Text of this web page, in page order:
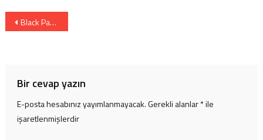
Yazı
Black Panther 1 Temmuz (1)
Bir cevap yazın
E-posta hesabınız yayımlanmayacak.Gerekli alanlar*ile
işaretlenmişlerdir